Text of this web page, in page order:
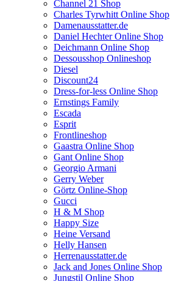
Channel 21 Shop
Charles Tyrwhitt Online Shop
Damenausstatter.de
Daniel Hechter Online Shop
Deichmann Online Shop
Dessousshop Onlineshop
Diesel
Discount24
Dress-for-less Online Shop
Ernstings Family
Escada
Esprit
Frontlineshop
Gaastra Online Shop
Gant Online Shop
Georgio Armani
Gerry Weber
Görtz Online-Shop
Gucci
H & M Shop
Happy Size
Heine Versand
Helly Hansen
Herrenausstatter.de
Jack and Jones Online Shop
Jungstil Online Shop